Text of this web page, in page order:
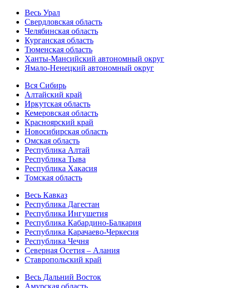
Весь Урал
Свердловская область
Челябинская область
Курганская область
Тюменская область
Ханты-Мансийский автономный округ
Ямало-Ненецкий автономный округ
Вся Сибирь
Алтайский край
Иркутская область
Кемеровская область
Красноярский край
Новосибирская область
Омская область
Республика Алтай
Республика Тыва
Республика Хакасия
Томская область
Весь Кавказ
Республика Дагестан
Республика Ингушетия
Республика Кабардино-Балкария
Республика Карачаево-Черкесия
Республика Чечня
Северная Осетия – Алания
Ставропольский край
Весь Дальний Восток
Амурская область